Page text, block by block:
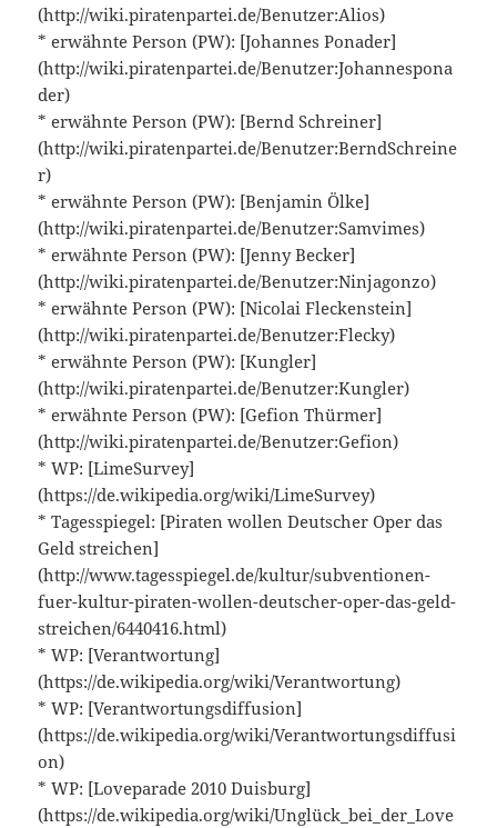
(http://wiki.piratenpartei.de/Benutzer:Alios)
* erwähnte Person (PW): [Johannes Ponader]
(http://wiki.piratenpartei.de/Benutzer:Johannespona
der)
* erwähnte Person (PW): [Bernd Schreiner]
(http://wiki.piratenpartei.de/Benutzer:BerndSchreine
r)
* erwähnte Person (PW): [Benjamin Ölke]
(http://wiki.piratenpartei.de/Benutzer:Samvimes)
* erwähnte Person (PW): [Jenny Becker]
(http://wiki.piratenpartei.de/Benutzer:Ninjagonzo)
* erwähnte Person (PW): [Nicolai Fleckenstein]
(http://wiki.piratenpartei.de/Benutzer:Flecky)
* erwähnte Person (PW): [Kungler]
(http://wiki.piratenpartei.de/Benutzer:Kungler)
* erwähnte Person (PW): [Gefion Thürmer]
(http://wiki.piratenpartei.de/Benutzer:Gefion)
* WP: [LimeSurvey]
(https://de.wikipedia.org/wiki/LimeSurvey)
* Tagesspiegel: [Piraten wollen Deutscher Oper das
Geld streichen]
(http://www.tagesspiegel.de/kultur/subventionen-
fuer-kultur-piraten-wollen-deutscher-oper-das-geld-
streichen/6440416.html)
* WP: [Verantwortung]
(https://de.wikipedia.org/wiki/Verantwortung)
* WP: [Verantwortungsdiffusion]
(https://de.wikipedia.org/wiki/Verantwortungsdiffusi
on)
* WP: [Loveparade 2010 Duisburg]
(https://de.wikipedia.org/wiki/Unglück_bei_der_Love